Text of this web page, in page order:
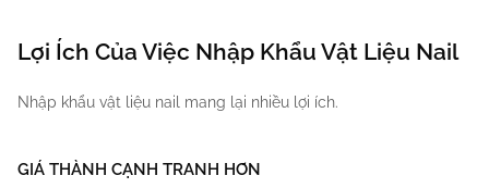
Lợi Ích Của Việc Nhập Khẩu Vật Liệu Nail
Nhập khẩu vật liệu nail mang lại nhiều lợi ích.
GIÁ THÀNH CẠNH TRANH HƠN